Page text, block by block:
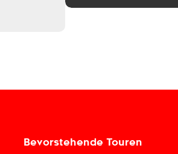
Bevorstehende Touren